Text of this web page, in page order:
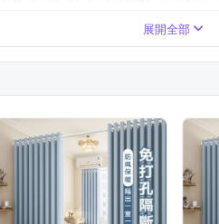
半腰窗紗
展開全部